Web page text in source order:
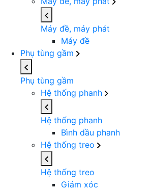
Máy đề, máy phát
Máy đề
Phụ tùng gầm
Phụ tùng gầm
Hệ thống phanh
Hệ thống phanh
Bình dầu phanh
Hệ thống treo
Hệ thống treo
Giảm xóc